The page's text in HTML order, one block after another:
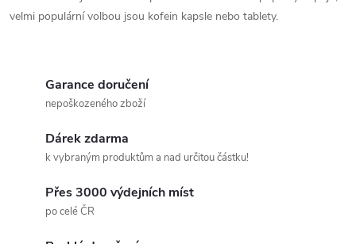
velmi populární volbou jsou kofein kapsle nebo tablety.
Garance doručení
nepoškozeného zboží
Dárek zdarma
k vybraným produktům a nad určitou částku!
Přes 3000 výdejních míst
po celé ČR